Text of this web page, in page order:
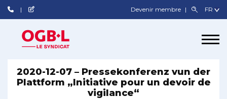
Devenir membre
2020-12-07 – Pressekonferenz vun der
Plattform „Initiative pour un devoir de
vigilance“